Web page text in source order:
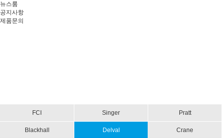
뉴스룸
공지사항
제품문의
FCI Singer Pratt
Blackhall Delval Crane